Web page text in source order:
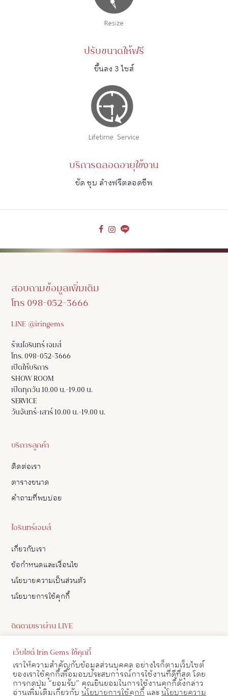
ปรับขนาดให้ฟรี
ขึ้นลง 3 ไซส์
บริการตลอดอายุใช้งาน
ขัด ชุบ ล้างฟรีตลอดชีพ
สอบถามข้อมูลเพิ่มเติม
โทร 098-052-3666
LINE @iringems
ร้านไอรินทร์ เจมส์
โทร. 098-052-3666
เปิดให้บริการ
SHOW ROOM
เปิดทุกวัน 10.00 น.-19.00 น.
SERVICE
วันจันทร์-เสาร์ 10.00 น.-19.00 น.
บริการลูกค้า
ติดต่อเรา
ตารางขนาด
คำถามที่พบบ่อย
ไอรินทร์เจมส์
เกี่ยวกับเรา
ข้อกำหนดและเงื่อนไข
นโยบายความเป็นส่วนตัว
นโยบายการใช้คุกกี้
ติดตามเราผ่าน LIVE
ดูอัปเดตสินค้า และ เลือกซื้อสินค้าผ่าน LIVE ของเราทาง Facebook
ได้
ดูตาราง LIVE
เว็บไซต์ Irin Gems ใช้คุกกี้
เราให้ความสำคัญกับข้อมูลส่วนบุคคล อย่างไรก็ตามเว็บไซต์
ของเราใช้คุกกี้เพื่อมอบประสบการณ์การใช้งานที่ดีที่สุด โดย
การกดปุ่ม “ยอมรับ” คุณยินยอมในการใช้งานคุกกี้ดังกล่าว
อ่านเพิ่มเติมเกี่ยวกับ นโยบายการใช้คุกกี้ และนโยบายความ